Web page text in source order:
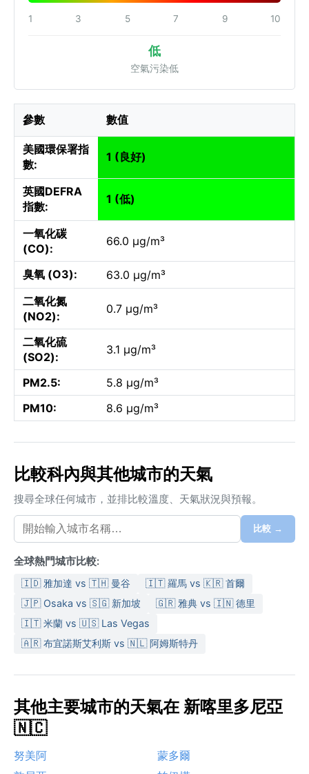
1 3 5 7 9 10
低
空氣污染低
參數 數值
美國環保署指
數:
1 (良好)
英國DEFRA
指數:
1 (低)
一氧化碳
(CO):
66.0 µg/m³
臭氧 (O3):
63.0 µg/m³
二氧化氮
(NO2):
0.7 µg/m³
二氧化硫
(SO2):
3.1 µg/m³
PM2.5:
5.8 µg/m³
PM10:
8.6 µg/m³
比較科內與其他城市的天氣
搜尋全球任何城市，並排比較溫度、天氣狀況與預報。
比較 →
全球熱門城市比較:
🇮🇩 雅加達 vs 🇹🇭 曼谷
🇮🇹 羅馬 vs 🇰🇷 首爾
🇯🇵 Osaka vs 🇸🇬 新加坡
🇬🇷 雅典 vs 🇮🇳 德里
🇮🇹 米蘭 vs 🇺🇸 Las Vegas
🇦🇷 布宜諾斯艾利斯 vs 🇳🇱 阿姆斯特丹
其他主要城市的天氣在 新喀里多尼亞
🇳🇨
努美阿
蒙多爾